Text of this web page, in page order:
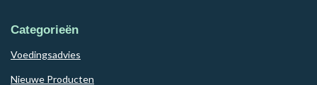
Categorieën
Voedingsadvies
Nieuwe Producten